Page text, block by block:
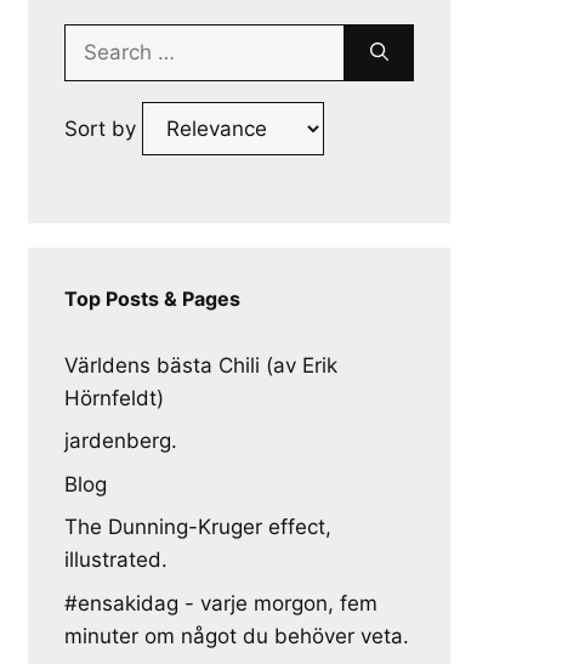
Search
Sort by
Top Posts & Pages
Världens bästa Chili (av Erik
Hörnfeldt)
jardenberg.
Blog
The Dunning-Kruger effect,
illustrated.
#ensakidag - varje morgon, fem
minuter om något du behöver veta.